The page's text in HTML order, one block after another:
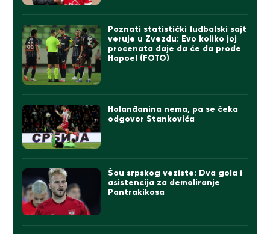
Poznati statistički fudbalski sajt
veruje u Zvezdu: Evo koliko joj
procenata daje da će da prođe
Hapoel (FOTO)
Holanđanina nema, pa se čeka
odgovor Stankovića
Šou srpskog veziste: Dva gola i
asistencija za demoliranje
Pantrakikosa